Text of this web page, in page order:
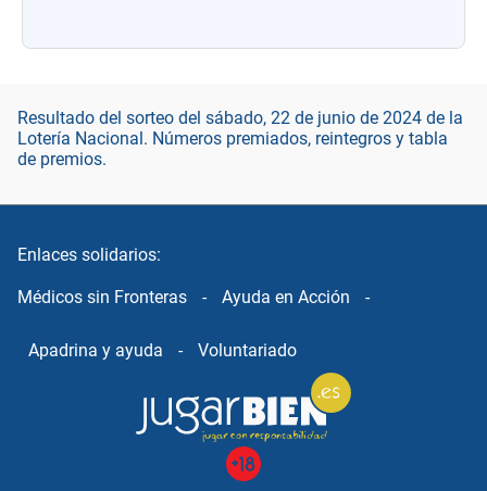
Resultado del sorteo del sábado, 22 de junio de 2024 de la
Lotería Nacional. Números premiados, reintegros y tabla
de premios.
Enlaces solidarios:
Médicos sin Fronteras - Ayuda en Acción -
Apadrina y ayuda - Voluntariado